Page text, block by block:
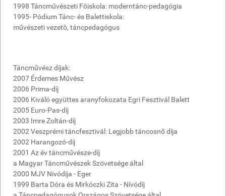
1998 Táncművészeti Fôiskola: moderntánc-pedagógia
1995- Pódium Tánc- és Balettiskola:
művészeti vezetô, táncpedagógus
Táncművész díjak:
2007 Érdemes Művész
2006 Prima-díj
2006 Kiváló együttes aranyfokozata Egri Fesztivál Balett
2005 Euro-Pas-díj
2003 Imre Zoltán-díj
2002 Veszprémi táncfesztivál: Legjobb táncosnő díja
2002 Harangozó-díj
2001 Az év táncművésze-díj
a Magyar Táncművészek Szövetsége által
2000 MJV Nivódíja - Eger
1999 Barta Dóra és Mirkóczki Zita - Nívódíj